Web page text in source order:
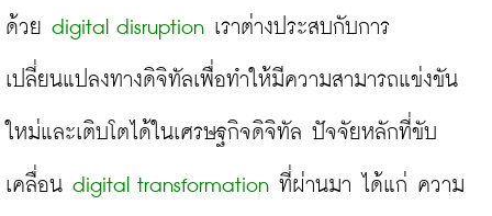
ด้วย digital disruption เราต่างประสบกับการ
เปลี่ยนแปลงทางดิจิทัลเพื่อทำให้มีความสามารถแข่งขัน
ใหม่และเติบโตได้ในเศรษฐกิจดิจิทัล ปัจจัยหลักที่ขับ
เคลื่อน digital transformation ที่ผ่านมา ได้แก่ ความ